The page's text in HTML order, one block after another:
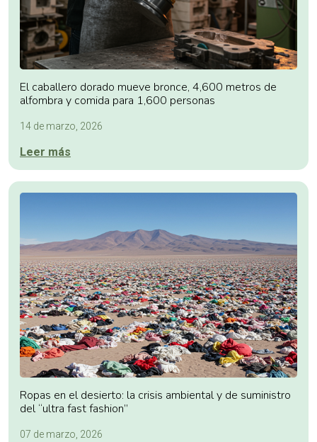
El caballero dorado mueve bronce, 4,600 metros de
alfombra y comida para 1,600 personas
14 de marzo, 2026
Leer más
Ropas en el desierto: la crisis ambiental y de suministro
del “ultra fast fashion”
07 de marzo, 2026